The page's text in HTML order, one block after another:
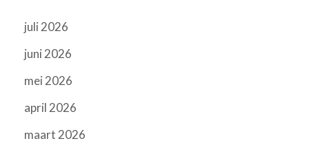
juli 2026
juni 2026
mei 2026
april 2026
maart 2026